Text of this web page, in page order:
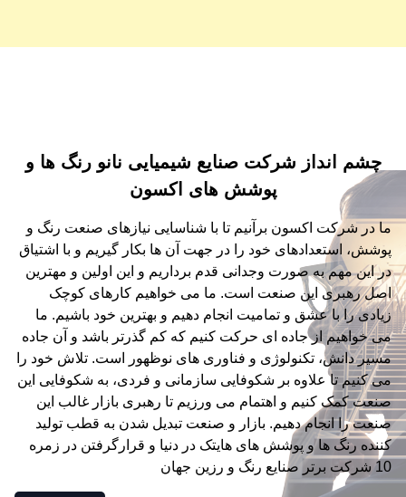
چشم انداز شرکت صنایع شیمیایی نانو رنگ ها و
پوشش های اکسون
ما در شرکت اکسون برآنیم تا با شناسایی نیازهای صنعت رنگ و
پوشش، استعدادهای خود را در جهت آن ها بکار گیریم و با اشتیاق
در این مهم به صورت وجدانی قدم برداریم و این اولین و مهترین
اصل رهبری این صنعت است. ما می خواهیم کارهای کوچک
زیادی را با عشق و تمامیت انجام دهیم و بهترین خود باشیم. ما
می خواهیم از جاده ای حرکت کنیم که کم گذرتر باشد و آن جاده
مسیر دانش، تکنولوژی و فناوری های نوظهور است. تلاش خود را
می کنیم تا علاوه بر شکوفایی سازمانی و فردی، به شکوفایی این
صنعت کمک کنیم و اهتمام می ورزیم تا رهبری بازار غالب این
صنعت را انجام دهیم. بازار و صنعت تبدیل شدن به قطب تولید
کننده رنگ ها و پوشش های هایتک در دنیا و قرارگرفتن در زمره
10 شرکت برتر صنایع رنگ و رزین جهان